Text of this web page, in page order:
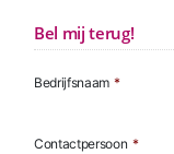
Bel mij terug!
Bedrijfsnaam *
Contactpersoon *